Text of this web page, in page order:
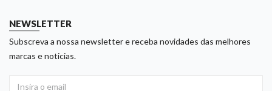
NEWSLETTER
Subscreva a nossa newsletter e receba novidades das melhores
marcas e noticias.